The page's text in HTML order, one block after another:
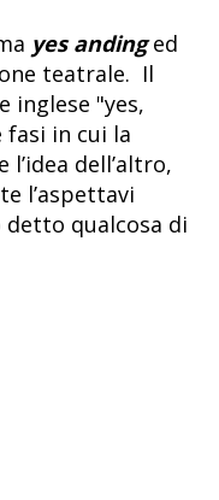
yes andinged
teatrale. Il
inglese "yes,
fasi in cui la
dell’altro,
l’aspettavi
detto qualcosa di